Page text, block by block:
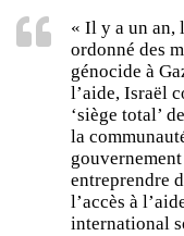
« Il y a un an,
ordonné des
génocide à
l’aide, Israël
‘siège total’
la
entreprendre
l’accès à
international